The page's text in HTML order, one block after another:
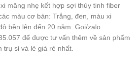
măng nhẹ kết hợp sợi thủy tinh fiber
màu cơ bản: Trắng, đen, màu xi
bền lên đến 20 năm. Gọi/zalo
để được tư vấn thêm về sản phẩm
sỉ và lẻ giá rẻ nhất.